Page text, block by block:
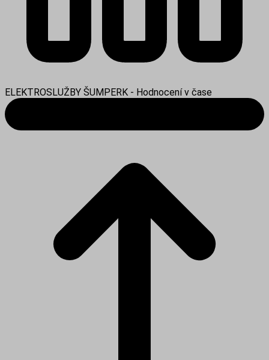
ELEKTROSLUŽBY ŠUMPERK - Hodnocení v čase